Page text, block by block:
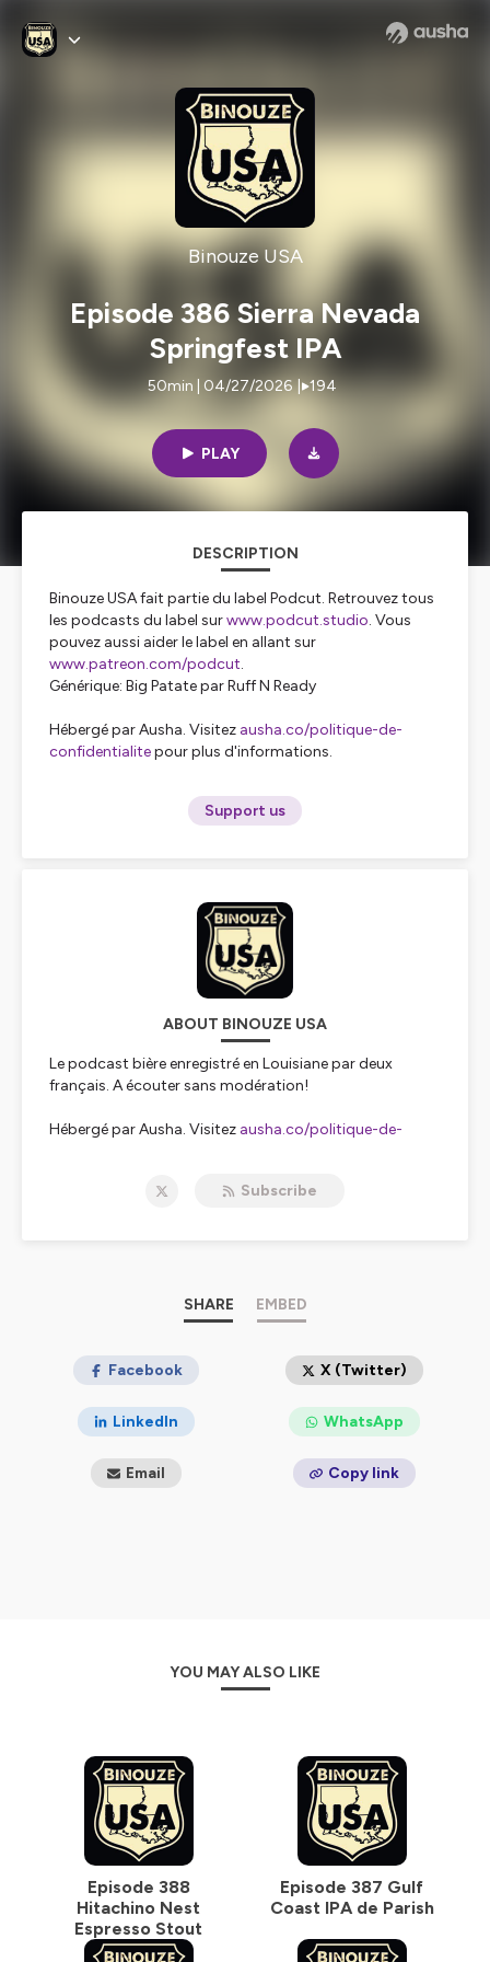
Binouze USA
Episode 386 Sierra Nevada
Springfest IPA
50min | 04/27/2026 | 194
PLAY
DESCRIPTION
Binouze USA fait partie du label Podcut. Retrouvez tous
les podcasts du label surwww.podcut.studio. Vous
pouvez aussi aider le label en allant sur
www.patreon.com/podcut.
Générique: Big Patate par Ruff N Ready
Hébergé par Ausha. Visitez ausha.co/politique-de-
confidentialitepour plus d'informations.
Support us
ABOUT BINOUZE USA
Le podcast bière enregistré en Louisiane par deux
français. A écouter sans modération!
Hébergé par Ausha. Visitez ausha.co/politique-de-
Subscribe
SHARE EMBED
Facebook X (Twitter)
LinkedIn WhatsApp
Email Copy link
YOU MAY ALSO LIKE
Episode 388
Hitachino Nest
Espresso Stout
Episode 387 Gulf
Coast IPA de Parish